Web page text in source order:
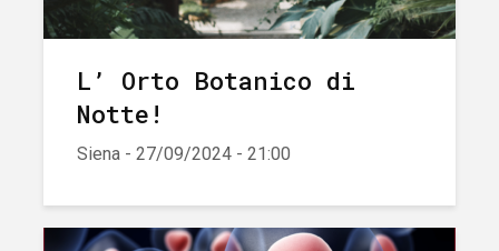
L’ Orto Botanico di
Notte!
Siena - 27/09/2024 - 21:00